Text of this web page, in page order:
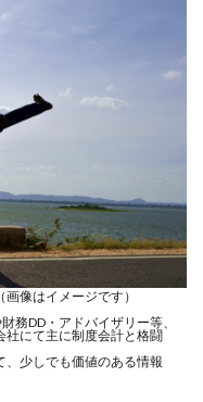
像はイメージです）
務DD・アドバイザリー等、
社にて主に制度会計と格闘
、少しでも価値のある情報